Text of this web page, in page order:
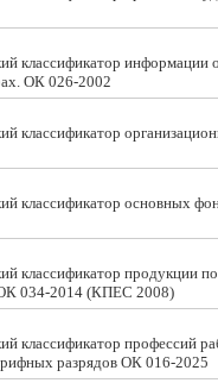
классификатор информации
ОК 026-2002
классификатор
классификатор основных
классификатор продукции
ОК 034-2014 (КПЕС 2008)
классификатор профессий
разрядов ОК 016-2025